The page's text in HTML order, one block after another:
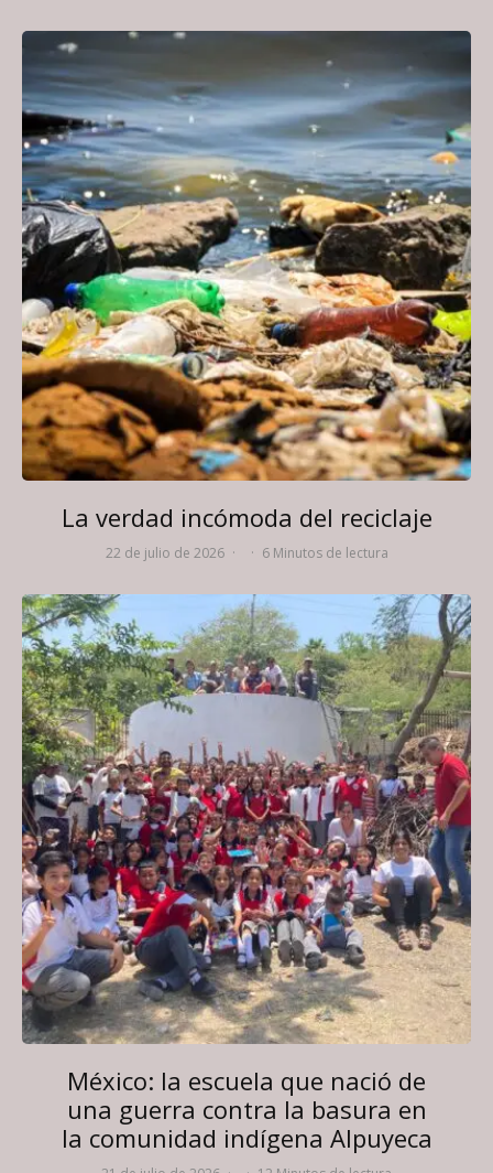
La verdad incómoda del reciclaje
22 de julio de 2026 · · 6 Minutos de lectura
México: la escuela que nació de
una guerra contra la basura en
la comunidad indígena Alpuyeca